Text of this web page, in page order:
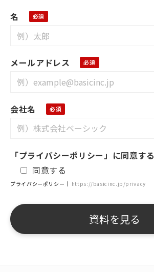
名
メールアドレス
会社名
「プライバシーポリシー」に同意する
同意する
プライバシーポリシー｜ https://basicinc.jp/privacy